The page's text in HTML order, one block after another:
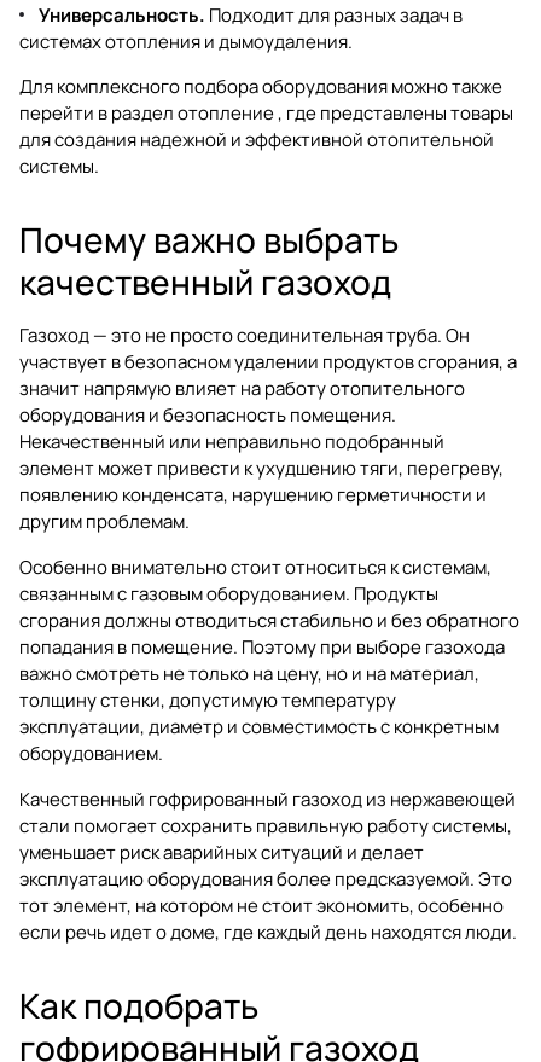
Универсальность. Подходит для разных задач в
системах отопления и дымоудаления.
Для комплексного подбора оборудования можно также
перейти в разделотопление, где представлены товары
для создания надежной и эффективной отопительной
системы.
Почему важно выбрать
качественный газоход
Газоход — это не просто соединительная труба. Он
участвует в безопасном удалении продуктов сгорания, а
значит напрямую влияет на работу отопительного
оборудования и безопасность помещения.
Некачественный или неправильно подобранный
элемент может привести к ухудшению тяги, перегреву,
появлению конденсата, нарушению герметичности и
другим проблемам.
Особенно внимательно стоит относиться к системам,
связанным с газовым оборудованием. Продукты
сгорания должны отводиться стабильно и без обратного
попадания в помещение. Поэтому при выборе газохода
важно смотреть не только на цену, но и на материал,
толщину стенки, допустимую температуру
эксплуатации, диаметр и совместимость с конкретным
оборудованием.
Качественный гофрированный газоход из нержавеющей
стали помогает сохранить правильную работу системы,
уменьшает риск аварийных ситуаций и делает
эксплуатацию оборудования более предсказуемой. Это
тот элемент, на котором не стоит экономить, особенно
если речь идет о доме, где каждый день находятся люди.
Как подобрать
гофрированный газоход